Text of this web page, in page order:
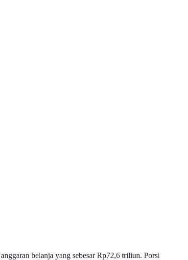
belanja yang sebesar Rp72,6 triliun. Porsi